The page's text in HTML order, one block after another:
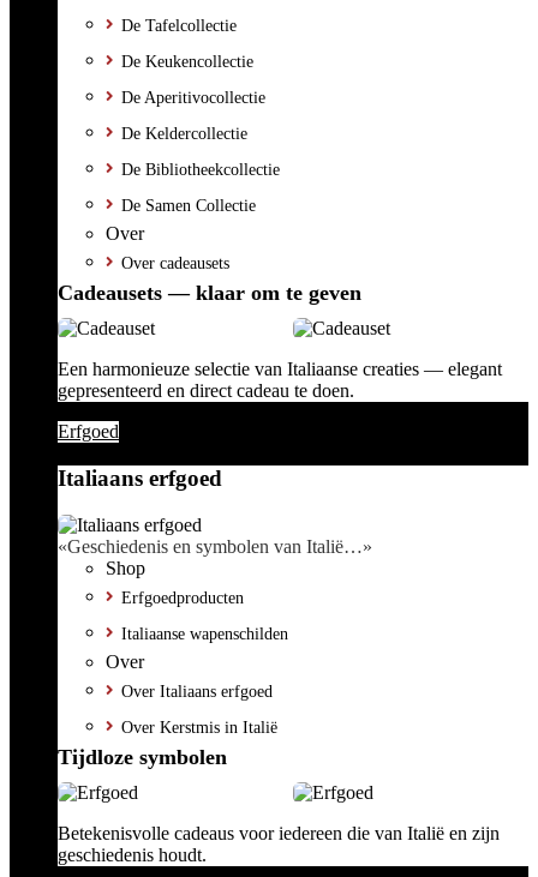
De Tafelcollectie
De Keukencollectie
De Aperitivocollectie
De Keldercollectie
De Bibliotheekcollectie
De Samen Collectie
Over
Over cadeausets
Cadeausets — klaar om te geven
Een harmonieuze selectie van Italiaanse creaties — elegant
gepresenteerd en direct cadeau te doen.
Erfgoed
Italiaans erfgoed
«Geschiedenis en symbolen van Italië…»
Shop
Erfgoedproducten
Italiaanse wapenschilden
Over
Over Italiaans erfgoed
Over Kerstmis in Italië
Tijdloze symbolen
Betekenisvolle cadeaus voor iedereen die van Italië en zijn
geschiedenis houdt.